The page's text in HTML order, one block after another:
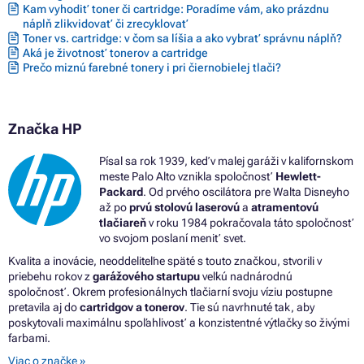
Farby HP DESKJET 4120E ALL-IN-ONE
Farby HP DESKJET 4122E ALL-IN-ONE
Farby HP DESKJET 4130E ALL-IN-ONE
Farby HP DESKJET 4200 SERIES
Farby HP DESKJET 4210E
Farby HP DESKJET PLUS 4100
Farby HP DESKJET PLUS 4110 ALL-IN-ONE
Farby HP DESKJET PLUS 4110E
Farby HP DESKJET PLUS 4120
Farby HP DESKJET PLUS 4120E
Farby HP DESKJET PLUS 4121
Farby HP DESKJET PLUS 4122 ALL-IN-ONE
Farby HP DESKJET PLUS 4122E
Farby HP DESKJET PLUS 4130 ALL-IN-ONE
Farby HP DESKJET PLUS 4130E
Farby HP DESKJET PLUS 4132
Farby HP DESKJET PLUS 4140
Farby HP DESKJET PLUS 4152
Kam vyhodiť toner či cartridge: Poradíme vám, ako prázdnu
náplň zlikvidovať či zrecyklovať
Toner vs. cartridge: v čom sa líšia a ako vybrať správnu náplň?
Aká je životnosť tonerov a cartridge
Prečo miznú farebné tonery i pri čiernobielej tlači?
Značka HP
Písal sa rok 1939, keď v malej garáži v kalifornskom
meste Palo Alto vznikla spoločnosť Hewlett-
Packard. Od prvého oscilátora pre Walta Disneyho
až poprvú stolovú laserovúa atramentovú
tlačiareňv roku 1984 pokračovala táto spoločnosť
vo svojom poslaní meniť svet.
Kvalita a inovácie, neoddeliteľne späté s touto značkou, stvorili v
priebehu rokov zgarážového startupuveľkú nadnárodnú
spoločnosť. Okrem profesionálnych tlačiarní svoju víziu postupne
pretavila aj docartridgov a tonerov. Tie sú navrhnuté tak, aby
poskytovali maximálnu spoľahlivosť a konzistentné výtlačky so živými
farbami.
Viac o značke »